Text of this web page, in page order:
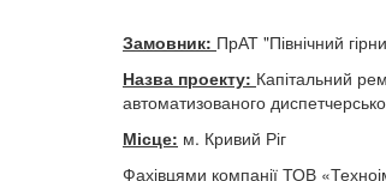
Замовник: ПрАТ "Північний
Назва проекту: Капітальний
автоматизованого
Місце: м. Кривий Ріг
Фахівцями компанії ТОВ